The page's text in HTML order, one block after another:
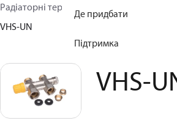
Де придбати
Підтримка
Радіаторні терморегулятори
VHS-UN
VHS-